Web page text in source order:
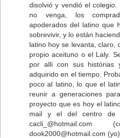
disolvió y vendió el
no venga, los
apoderados del latino que
sobrevivir, y lo están
latino hoy se levanta, claro,
propio aceituno o el Laly.
por allí con sus histórias
adquirido en el tiempo.
poco al latino, lo que el
reunir a generaciones
proyecto que es hoy el
mail y el del centro de
dook2000@hotmail.com (yo)